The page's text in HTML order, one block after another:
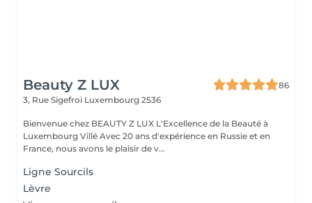
Beauty Z LUX
86
3, Rue Sigefroi Luxembourg 2536
Bienvenue chez BEAUTY Z LUX L'Excellence de la Beauté à
Luxembourg Villé Avec 20 ans d'expérience en Russie et en
France, nous avons le plaisir de v...
Ligne Sourcils
Lèvre